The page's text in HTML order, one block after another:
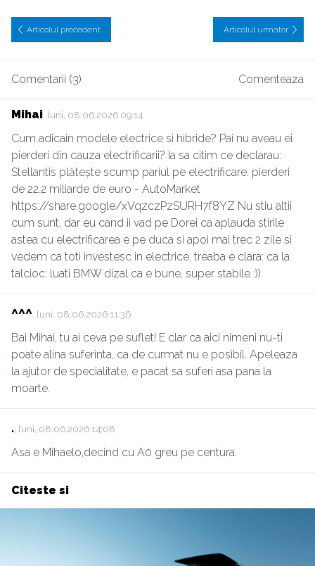
Articolul precedent Articolul urmator
Comentarii (3) Comenteaza
Mihai, luni, 08.06.2026 09:14
Cum adicain modele electrice si hibride? Pai nu aveau ei
pierderi din cauza electrificarii? Ia sa citim ce declarau:
Stellantis plătește scump pariul pe electrificare: pierderi
de 22.2 miliarde de euro - AutoMarket
https://share.google/xVqzczPzSURH7f8YZ Nu stiu altii
cum sunt, dar eu cand ii vad pe Dorei ca aplauda stirile
astea cu electrificarea e pe duca si apoi mai trec 2 zile si
vedem ca toti investesc in electrice, treaba e clara: ca la
talcioc: luati BMW dizal ca e bune, super stabile :))
^^^, luni, 08.06.2026 11:36
Bai Mihai, tu ai ceva pe suflet! E clar ca aici nimeni nu-ti
poate alina suferinta, ca de curmat nu e posibil. Apeleaza
la ajutor de specialitate, e pacat sa suferi asa pana la
moarte.
., luni, 08.06.2026 14:08
Asa e Mihaelo,decind cu A0 greu pe centura.
Citeste si